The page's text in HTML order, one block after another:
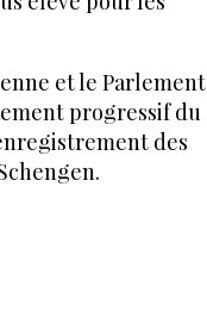
et le Parlement
progressif du
des